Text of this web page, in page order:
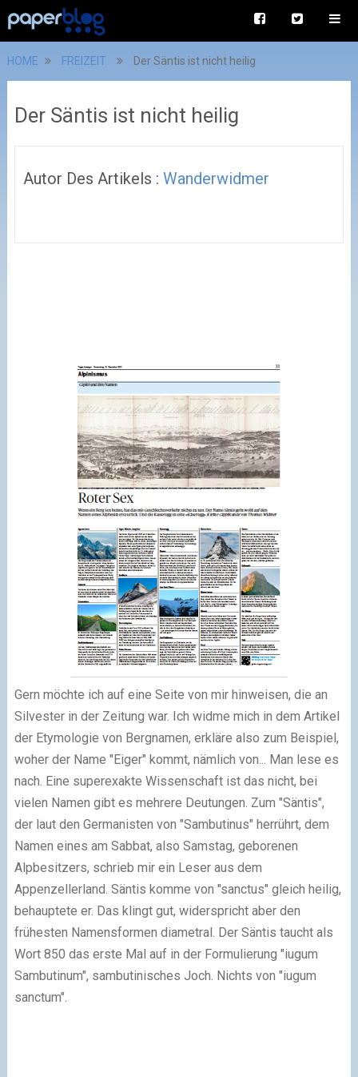
HOME FREIZEIT Der Säntis ist nicht heilig
Der Säntis ist nicht heilig
Autor Des Artikels : Wanderwidmer
Gern möchte ich auf eine Seite von mir hinweisen, die an
Silvester in der Zeitung war. Ich widme mich in dem Artikel
der Etymologie von Bergnamen, erkläre also zum Beispiel,
woher der Name "Eiger" kommt, nämlich von... Man lese es
nach. Eine superexakte Wissenschaft ist das nicht, bei
vielen Namen gibt es mehrere Deutungen. Zum "Säntis",
der laut den Germanisten von "Sambutinus" herrührt, dem
Namen eines am Sabbat, also Samstag, geborenen
Alpbesitzers, schrieb mir ein Leser aus dem
Appenzellerland. Säntis komme von "sanctus" gleich heilig,
behauptete er. Das klingt gut, widerspricht aber den
frühesten Namensformen diametral. Der Säntis taucht als
Wort 850 das erste Mal auf in der Formulierung "iugum
Sambutinum", sambutinisches Joch. Nichts von "iugum
sanctum".